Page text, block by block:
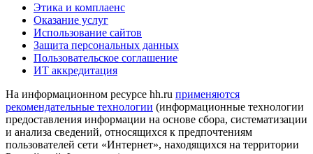
Этика и комплаенс
Оказание услуг
Использование сайтов
Защита персональных данных
Пользовательское соглашение
ИТ аккредитация
На информационном ресурсе hh.ru применяются
рекомендательные технологии (информационные технологии
предоставления информации на основе сбора, систематизации
и анализа сведений, относящихся к предпочтениям
пользователей сети «Интернет», находящихся на территории